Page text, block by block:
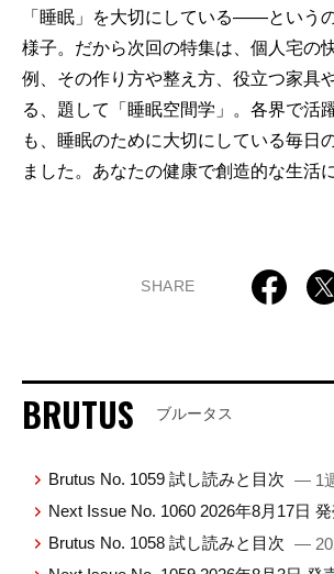
「睡眠」を大切にしている——という
様子。だから次回の特集は、個人宅の
例、その作り方や整え方、役立つ家具
る、題して「睡眠空間学」。各界で活
も、睡眠のために大切にしている毎日
ました。あなたの健康で創造的な生活
SHARE
BRUTUS ブルータス
Brutus No. 1059 試し読みと目次 — 1
Next Issue No. 1060 2026年8月17日
Brutus No. 1058 試し読みと目次 —